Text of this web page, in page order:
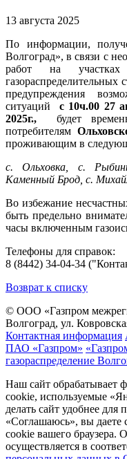
13 августа 2025
По информации,
Волгоград», в связи с
работ на
газораспределительных
предупреждения
ситуаций с 10ч.00 27
2025г., будет
потребителям
проживающим в
с. Ольховка, с.
Каменный Брод, с.
Во избежание
быть предельно
часы включенным
Телефоны для справок:
8 (8442) 34-04-34
Возврат к списку
© ООО «Газпром
Волгоград, ул.
Контактная информация
ПАО «Газпром»
газораспределение
Наш сайт обрабатывает
cookie, используемые
делать сайт удобнее для
«Соглашаюсь», вы даете
cookie вашего браузера.
осуществляется в